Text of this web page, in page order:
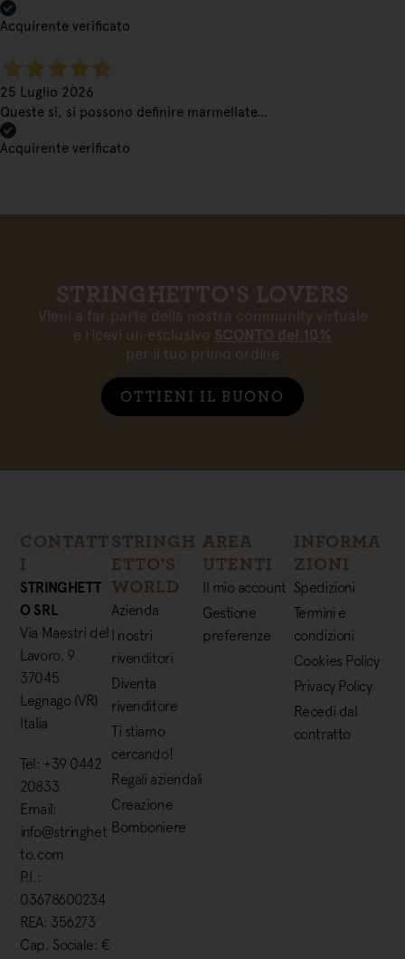
Acquirente verificato
25 Luglio 2026
Queste sì, si possono definire marmellate…
Acquirente verificato
STRINGHETTO'S LOVERS
Vieni a far parte della nostra community virtuale
e ricevi un esclusivo SCONTO del 10%
per il tuo primo ordine
OTTIENI IL BUONO
CONTATT
I
STRINGHETT
O SRL
Via Maestri del
Lavoro, 9
37045
Legnago (VR)
Italia
Tel: +39 0442
20833
Email:
info@stringhet
to.com
P.I.:
03678600234
REA: 356273
Cap. Sociale: €
STRINGH
ETTO'S
WORLD
Azienda
I nostri
rivenditori
Diventa
rivenditore
Ti stiamo
cercando!
Regali aziendali
Creazione
Bomboniere
AREA
UTENTI
Il mio account
Gestione
preferenze
INFORMA
ZIONI
Spedizioni
Termini e
condizioni
Cookies Policy
Privacy Policy
Recedi dal
contratto